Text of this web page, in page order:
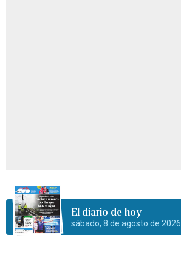
El diario de hoy
sábado, 8 de agosto de 2026